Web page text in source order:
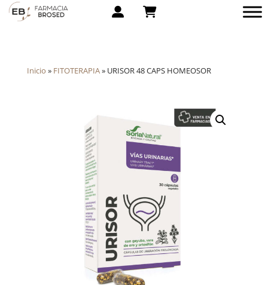
Inicio » FITOTERAPIA» URISOR 48 CAPS HOMEOSOR